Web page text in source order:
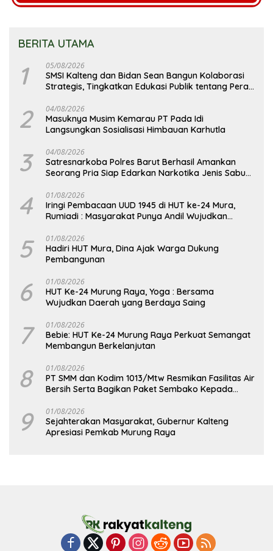
BERITA UTAMA
1 05/08/2026
SMSI Kalteng dan Bidan Sean Bangun Kolaborasi
Strategis, Tingkatkan Edukasi Publik tentang Peran
2 04/08/2026
Masuknya Musim Kemarau PT Pada Idi
Langsungkan Sosialisasi Himbauan Karhutla
3 04/08/2026
Satresnarkoba Polres Barut Berhasil Amankan
Seorang Pria Siap Edarkan Narkotika Jenis Sabu
4 01/08/2026
Iringi Pembacaan UUD 1945 di HUT ke-24 Mura,
Rumiadi : Masyarakat Punya Andil Wujudkan
5 01/08/2026
Hadiri HUT Mura, Dina Ajak Warga Dukung
Pembangunan
6 01/08/2026
HUT Ke-24 Murung Raya, Yoga : Bersama
Wujudkan Daerah yang Berdaya Saing
7 01/08/2026
Bebie: HUT Ke-24 Murung Raya Perkuat Semangat
Membangun Berkelanjutan
8 01/08/2026
PT SMM dan Kodim 1013/Mtw Resmikan Fasilitas Air
Bersih Serta Bagikan Paket Sembako Kepada
9 01/08/2026
Sejahterakan Masyarakat, Gubernur Kalteng
Apresiasi Pemkab Murung Raya